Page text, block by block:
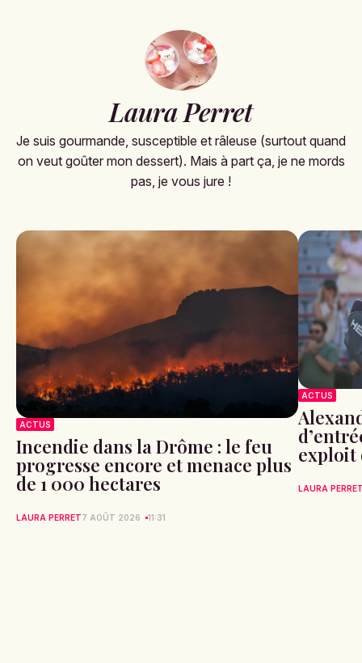
Laura Perret
Je suis gourmande, susceptible et râleuse (surtout quand
on veut goûter mon dessert). Mais à part ça, je ne mords
pas, je vous jure !
ACTUS
Incendie dans la Drôme : le feu
progresse encore et menace plus
de 1 000 hectares
LAURA PERRET7 AOÛT 2026 11:31
ACTUS
exploit
LAURA